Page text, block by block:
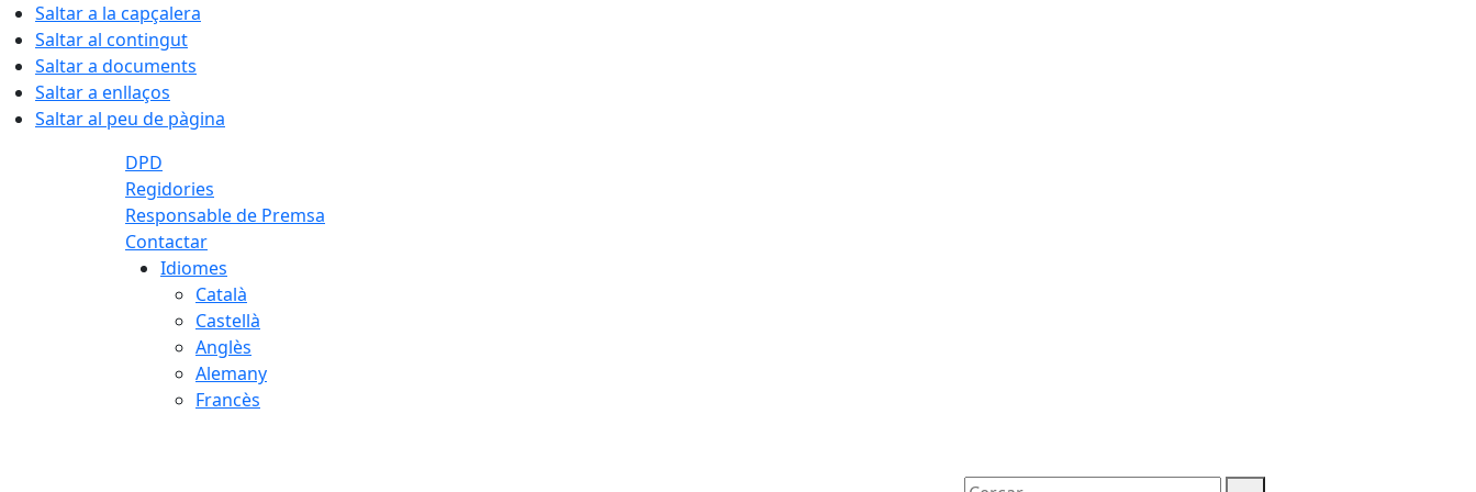
Saltar a la capçalera
Saltar al contingut
Saltar a documents
Saltar a enllaços
Saltar al peu de pàgina
DPD
Regidories
Responsable de Premsa
Contactar
Idiomes
Català
Castellà
Anglès
Alemany
Francès